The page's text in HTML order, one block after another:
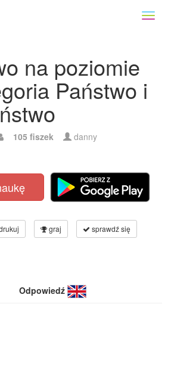
na poziomie
Państwo i
105 fiszek danny
graj sprawdź się
Odpowiedź